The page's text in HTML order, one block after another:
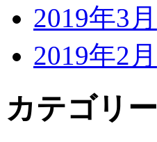
2019年3月
2019年2月
カテゴリー